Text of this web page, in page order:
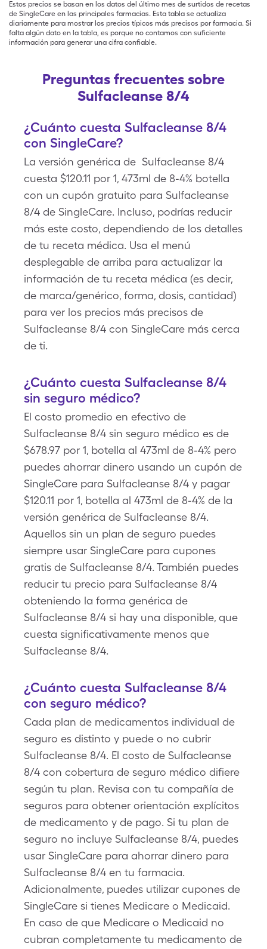
Estos precios se basan en los datos del último mes de surtidos de recetas
de SingleCare en las principales farmacias. Esta tabla se actualiza
diariamente para mostrar los precios típicos más precisos por farmacia. Si
falta algún dato en la tabla, es porque no contamos con suficiente
información para generar una cifra confiable.
Preguntas frecuentes sobre
Sulfacleanse 8/4
¿Cuánto cuesta Sulfacleanse 8/4
con SingleCare?
La versión genérica de Sulfacleanse 8/4
cuesta $120.11 por 1, 473ml de 8-4% botella
con un cupón gratuito para Sulfacleanse
8/4 de SingleCare. Incluso, podrías reducir
más este costo, dependiendo de los detalles
de tu receta médica. Usa el menú
desplegable de arriba para actualizar la
información de tu receta médica (es decir,
de marca/genérico, forma, dosis, cantidad)
para ver los precios más precisos de
Sulfacleanse 8/4 con SingleCare más cerca
de ti.
¿Cuánto cuesta Sulfacleanse 8/4
sin seguro médico?
El costo promedio en efectivo de
Sulfacleanse 8/4 sin seguro médico es de
$678.97 por 1, botella al 473ml de 8-4% pero
puedes ahorrar dinero usando un cupón de
SingleCare para Sulfacleanse 8/4 y pagar
$120.11 por 1, botella al 473ml de 8-4% de la
versión genérica de Sulfacleanse 8/4.
Aquellos sin un plan de seguro puedes
siempre usar SingleCare para cupones
gratis de Sulfacleanse 8/4. También puedes
reducir tu precio para Sulfacleanse 8/4
obteniendo la forma genérica de
Sulfacleanse 8/4 si hay una disponible, que
cuesta significativamente menos que
Sulfacleanse 8/4.
¿Cuánto cuesta Sulfacleanse 8/4
con seguro médico?
Cada plan de medicamentos individual de
seguro es distinto y puede o no cubrir
Sulfacleanse 8/4. El costo de Sulfacleanse
8/4 con cobertura de seguro médico difiere
según tu plan. Revisa con tu compañía de
seguros para obtener orientación explícitos
de medicamento y de pago. Si tu plan de
seguro no incluye Sulfacleanse 8/4, puedes
usar SingleCare para ahorrar dinero para
Sulfacleanse 8/4 en tu farmacia.
Adicionalmente, puedes utilizar cupones de
SingleCare si tienes Medicare o Medicaid.
En caso de que Medicare o Medicaid no
cubran completamente tu medicamento de